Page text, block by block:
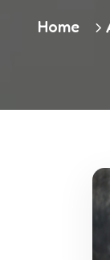
Home